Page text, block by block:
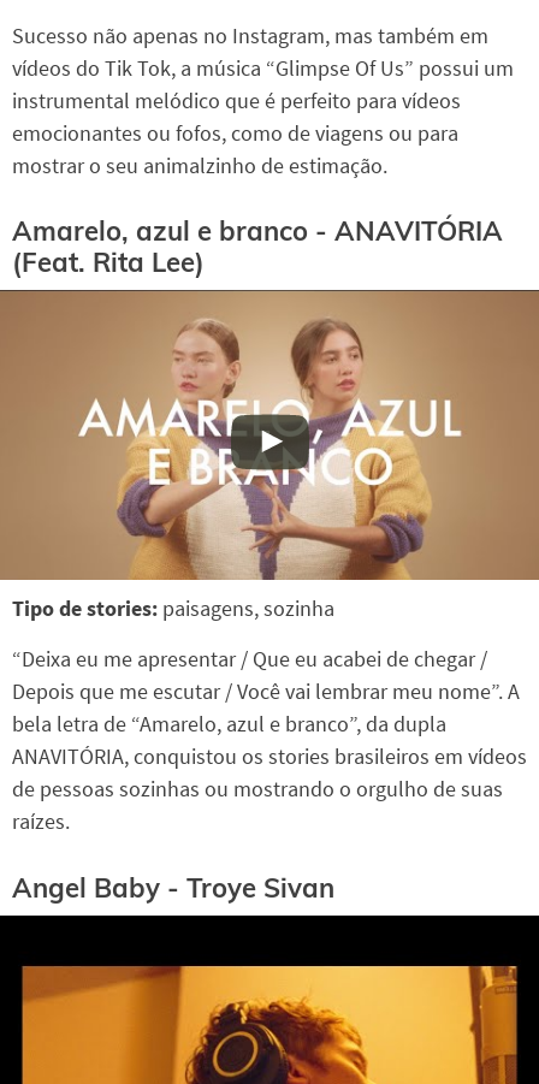
Sucesso não apenas no Instagram, mas também em
vídeos do Tik Tok, a música “Glimpse Of Us” possui um
instrumental melódico que é perfeito para vídeos
emocionantes ou fofos, como de viagens ou para
mostrar o seu animalzinho de estimação.
Amarelo, azul e branco - ANAVITÓRIA
(Feat. Rita Lee)
Tipo de stories: paisagens, sozinha
“Deixa eu me apresentar / Que eu acabei de chegar /
Depois que me escutar / Você vai lembrar meu nome”. A
bela letra de “Amarelo, azul e branco”, da dupla
ANAVITÓRIA, conquistou os stories brasileiros em vídeos
de pessoas sozinhas ou mostrando o orgulho de suas
raízes.
Angel Baby - Troye Sivan